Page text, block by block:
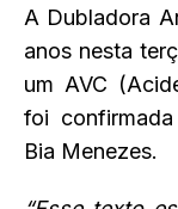
A Dubladora
anos nesta
um AVC
foi
Bia Menezes.